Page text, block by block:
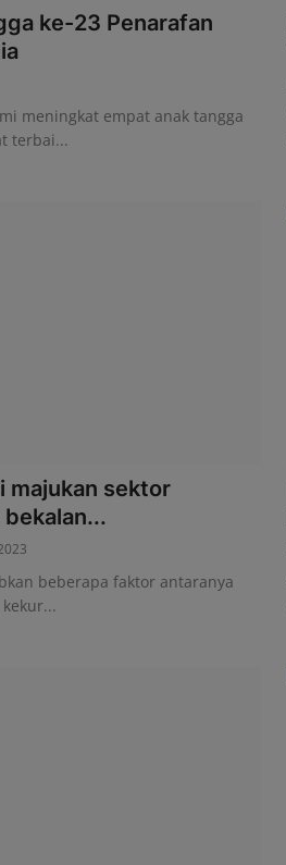
ke-23 Penarafan
meningkat empat anak tangga
terbai...
majukan sektor
beberapa faktor antaranya